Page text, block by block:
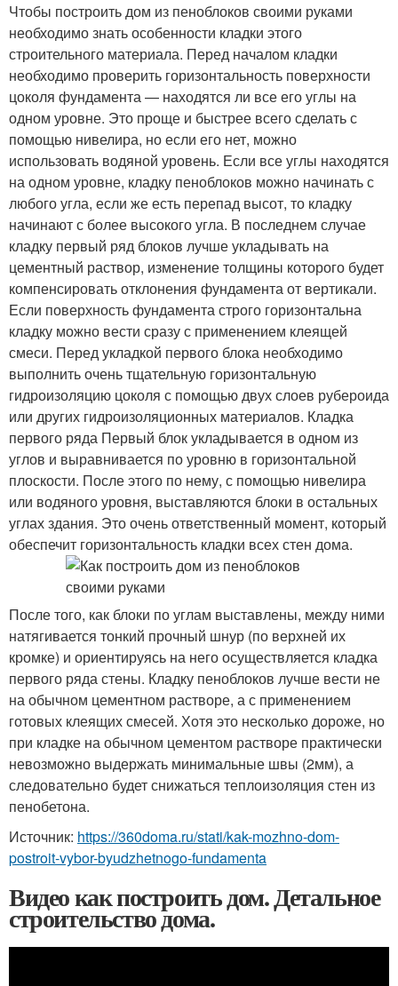
Чтобы построить дом из пеноблоков своими руками
необходимо знать особенности кладки этого
строительного материала. Перед началом кладки
необходимо проверить горизонтальность поверхности
цоколя фундамента — находятся ли все его углы на
одном уровне. Это проще и быстрее всего сделать с
помощью нивелира, но если его нет, можно
использовать водяной уровень. Если все углы находятся
на одном уровне, кладку пеноблоков можно начинать с
любого угла, если же есть перепад высот, то кладку
начинают с более высокого угла. В последнем случае
кладку первый ряд блоков лучше укладывать на
цементный раствор, изменение толщины которого будет
компенсировать отклонения фундамента от вертикали.
Если поверхность фундамента строго горизонтальна
кладку можно вести сразу с применением клеящей
смеси. Перед укладкой первого блока необходимо
выполнить очень тщательную горизонтальную
гидроизоляцию цоколя с помощью двух слоев рубероида
или других гидроизоляционных материалов. Кладка
первого ряда Первый блок укладывается в одном из
углов и выравнивается по уровню в горизонтальной
плоскости. После этого по нему, с помощью нивелира
или водяного уровня, выставляются блоки в остальных
углах здания. Это очень ответственный момент, который
обеспечит горизонтальность кладки всех стен дома.
После того, как блоки по углам выставлены, между ними
натягивается тонкий прочный шнур (по верхней их
кромке) и ориентируясь на него осуществляется кладка
первого ряда стены. Кладку пеноблоков лучше вести не
на обычном цементном растворе, а с применением
готовых клеящих смесей. Хотя это несколько дороже, но
при кладке на обычном цементом растворе практически
невозможно выдержать минимальные швы (2мм), а
следовательно будет снижаться теплоизоляция стен из
пенобетона.
Источник: https://360doma.ru/stati/kak-mozhno-dom-
postroit-vybor-byudzhetnogo-fundamenta
Видео как построить дом. Детальное
строительство дома.